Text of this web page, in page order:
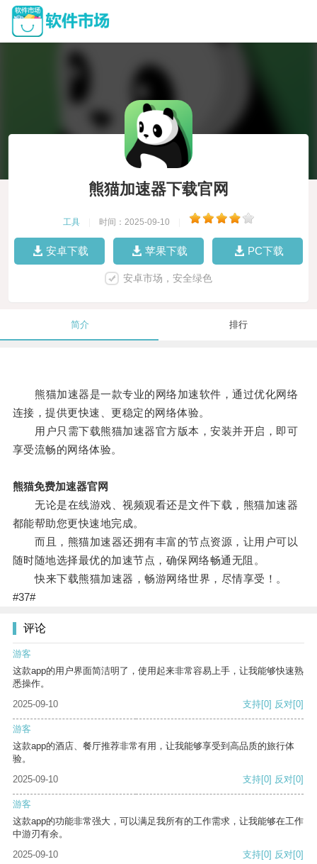
熊猫加速器下载官网
工具 时间：2025-09-10
安卓下载 苹果下载 PC下载
安卓市场，安全绿色
简介 排行
熊猫加速器是一款专业的网络加速软件，通过优化网络
连接，提供更快速、更稳定的网络体验。
用户只需下载熊猫加速器官方版本，安装并开启，即可
享受流畅的网络体验。
熊猫免费加速器官网
无论是在线游戏、视频观看还是文件下载，熊猫加速器
都能帮助您更快速地完成。
而且，熊猫加速器还拥有丰富的节点资源，让用户可以
随时随地选择最优的加速节点，确保网络畅通无阻。
快来下载熊猫加速器，畅游网络世界，尽情享受！。
#37#
评论
游客
这款app的用户界面简洁明了，使用起来非常容易上手，让我能够快速熟
悉操作。
2025-09-10
支持[0] 反对[0]
游客
这款app的酒店、餐厅推荐非常有用，让我能够享受到高品质的旅行体
验。
2025-09-10
支持[0] 反对[0]
游客
这款app的功能非常强大，可以满足我所有的工作需求，让我能够在工作
中游刃有余。
2025-09-10
支持[0] 反对[0]